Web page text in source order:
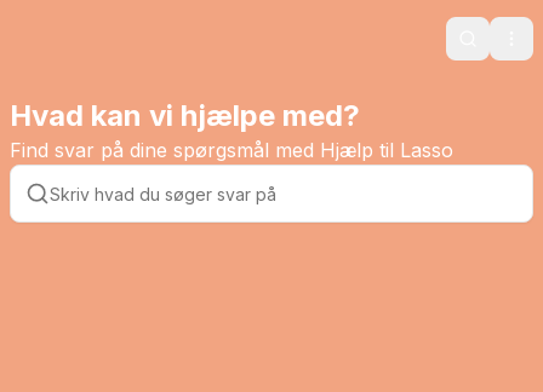
Search
Hvad kan vi hjælpe med?
Find svar på dine spørgsmål med Hjælp til Lasso